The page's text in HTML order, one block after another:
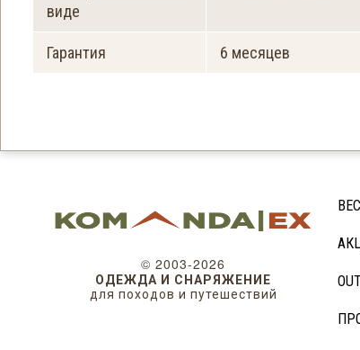
виде
Гарантия 6 месяцев
© 2003-2026
ОДЕЖДА И СНАРЯЖЕНИЕ
для походов и путешествий